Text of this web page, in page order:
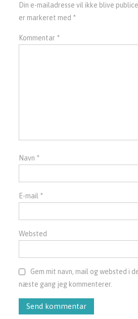
Din e-mailadresse vil ikke blive
er markeret med *
Kommentar *
Navn *
E-mail *
Websted
Gem mit navn, mail og websted i
næste gang jeg kommenterer.